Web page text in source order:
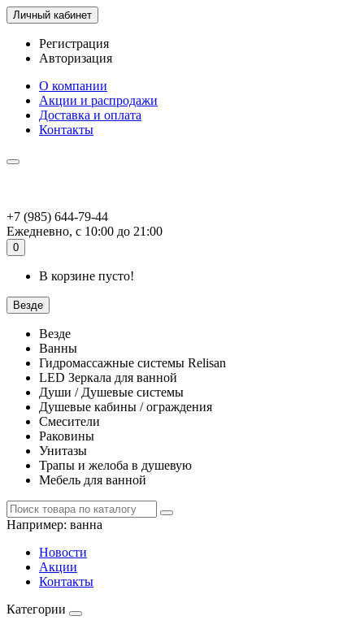
Личный кабинет
Регистрация
Авторизация
О компании
Акции и распродажи
Доставка и оплата
Контакты
+7 (985) 644-79-44
Ежедневно, с 10:00 до 21:00
0
В корзине пусто!
Везде
Везде
Ванны
Гидромассажные системы Relisan
LED Зеркала для ванной
Души / Душевые системы
Душевые кабины / ограждения
Смесители
Раковины
Унитазы
Трапы и желоба в душевую
Мебель для ванной
Например: ванна
Новости
Акции
Контакты
Категории